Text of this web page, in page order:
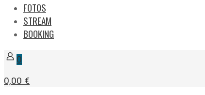
FOTOS
STREAM
BOOKING
0
0,00 €